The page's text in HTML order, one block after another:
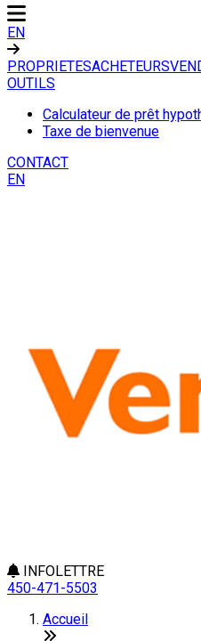
EN
PROPRIETESACHETEURS
OUTILS
Calculateur de prêt
Taxe de bienvenue
CONTACT
EN
INFOLETTRE
450-471-5503
Accueil